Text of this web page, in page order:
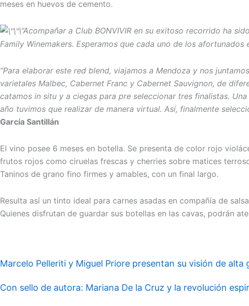
meses en huevos de cemento.
\”Acompañar a Club BONVIVIR en su exitoso recorrido ha
Family Winemakers. Esperamos que cada uno de los
“Para elaborar este red blend, viajamos a Mendoza y nos
varietales Malbec, Cabernet Franc y Cabernet Sauvignon, de
catamos in situ y a ciegas para pre seleccionar tres finalistas.
año tuvimos que realizar de manera virtual. Así, finalmente
García Santillán
El vino posee 6 meses en botella. Se presenta de color rojo
frutos rojos como ciruelas frescas y cherries sobre matices
Taninos de grano fino firmes y amables, con un final largo.
Resulta así un tinto ideal para carnes asadas en compañía de
Quienes disfrutan de guardar sus botellas en las cavas, podrán
Marcelo Pelleriti y Miguel Priore presentan su visión de alta
Con sello de autora: Mariana De la Cruz y la revolución